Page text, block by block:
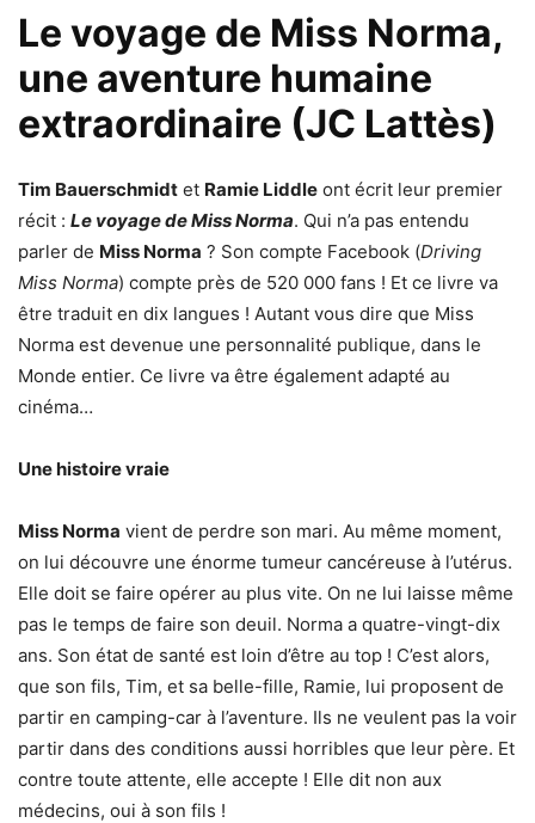
Le voyage de Miss Norma,
une aventure humaine
extraordinaire (JC Lattès)
Tim Bauerschmidt et Ramie Liddle ont écrit leur premier
récit : Le voyage de Miss Norma. Qui n’a pas entendu
parler de Miss Norma ? Son compte Facebook (Driving
Miss Norma) compte près de 520 000 fans ! Et ce livre va
être traduit en dix langues ! Autant vous dire que Miss
Norma est devenue une personnalité publique, dans le
Monde entier. Ce livre va être également adapté au
cinéma…
Une histoire vraie
Miss Norma vient de perdre son mari. Au même moment,
on lui découvre une énorme tumeur cancéreuse à l’utérus.
Elle doit se faire opérer au plus vite. On ne lui laisse même
pas le temps de faire son deuil. Norma a quatre-vingt-dix
ans. Son état de santé est loin d’être au top ! C’est alors,
que son fils, Tim, et sa belle-fille, Ramie, lui proposent de
partir en camping-car à l’aventure. Ils ne veulent pas la voir
partir dans des conditions aussi horribles que leur père. Et
contre toute attente, elle accepte ! Elle dit non aux
médecins, oui à son fils !